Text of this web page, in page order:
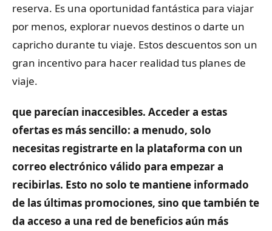
reserva. Es una oportunidad fantástica para viajar
por menos, explorar nuevos destinos o darte un
capricho durante tu viaje. Estos descuentos son un
gran incentivo para hacer realidad tus planes de
viaje.
que parecían inaccesibles. Acceder a estas
ofertas es más sencillo: a menudo, solo
necesitas registrarte en la plataforma con un
correo electrónico válido para empezar a
recibirlas. Esto no solo te mantiene informado
de las últimas promociones, sino que también te
da acceso a una red de beneficios aún más